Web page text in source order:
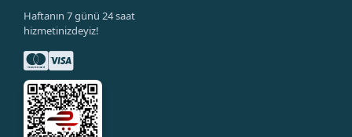
Haftanın 7 günü 24 saat
hizmetinizdeyiz!